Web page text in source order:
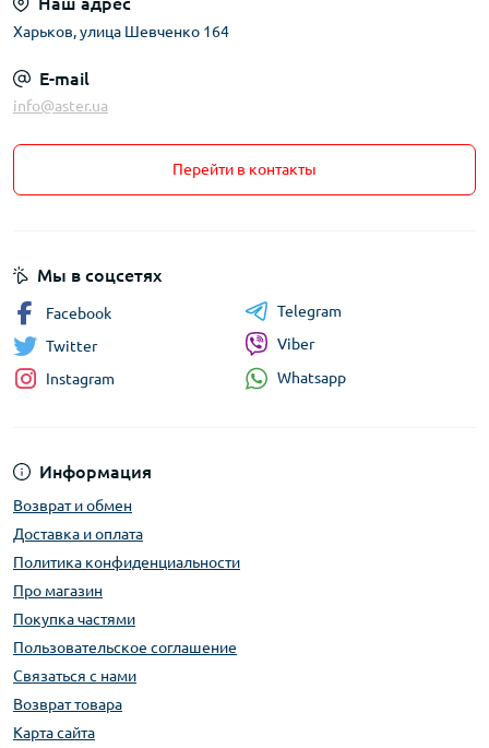
Харьков, улица Шевченко 164
E-mail
info@aster.ua
Перейти в контакты
Информация
Возврат и обмен
Доставка и оплата
Политика конфиденциальности
Про магазин
Покупка частями
Пользовательское соглашение
Связаться с нами
Возврат товара
Карта сайта
Мы в соцсетях
Facebook
Twitter
Instagram
Telegram
Viber
Whatsapp